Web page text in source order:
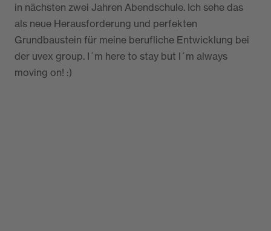
in nächsten zwei Jahren Abendschule. Ich sehe das
als neue Herausforderung und perfekten
Grundbaustein für meine berufliche Entwicklung bei
der uvex group. I´m here to stay but I´m always
moving on! :)